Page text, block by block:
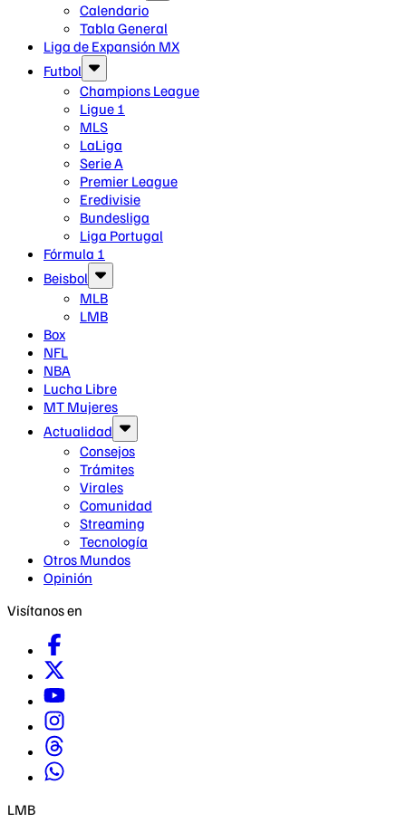
Calendario
Tabla General
Liga de Expansión MX
Futbol
Champions League
Ligue 1
MLS
LaLiga
Serie A
Premier League
Eredivisie
Bundesliga
Liga Portugal
Fórmula 1
Beisbol
MLB
LMB
Box
NFL
NBA
Lucha Libre
MT Mujeres
Actualidad
Consejos
Trámites
Virales
Comunidad
Streaming
Tecnología
Otros Mundos
Opinión
Visítanos en
LMB